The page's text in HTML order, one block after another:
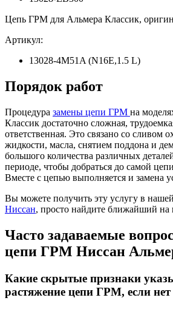
Цепь ГРМ для Альмера Классик,
Артикул:
13028-4M51A (N16E,1.5 L)
Порядок работ
Процедура замены цепи ГРМ на
Классик достаточно сложная,
ответственная. Это связано со сливом
жидкости, масла, снятием поддона и
большого количества различных
периоде, чтобы добраться до самой
Вместе с цепью выполняется и замена
Вы можете получить эту услугу в
Ниссан, просто найдите ближайший на
Часто задаваемые
цепи ГРМ Ниссан
Какие скрытые признаки
растяжение цепи ГРМ, если